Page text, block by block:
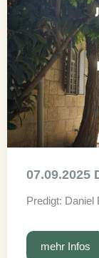
07.09.2025
Predigt: Daniel
07.09.2025
mehr Infos